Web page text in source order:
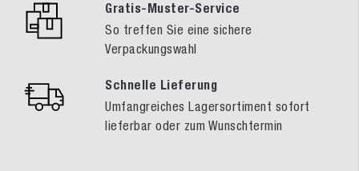
Gratis-Muster-Service
So treffen Sie eine sichere
Verpackungswahl
Schnelle Lieferung
Umfangreiches Lagersortiment sofort
lieferbar oder zum Wunschtermin